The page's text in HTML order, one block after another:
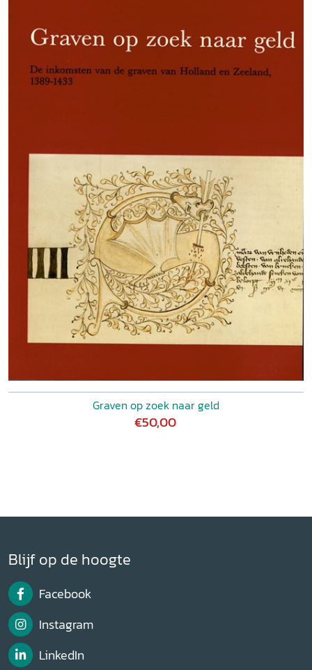
Graven op zoek naar geld
€50,00
Blijf op de hoogte
Facebook
Instagram
LinkedIn